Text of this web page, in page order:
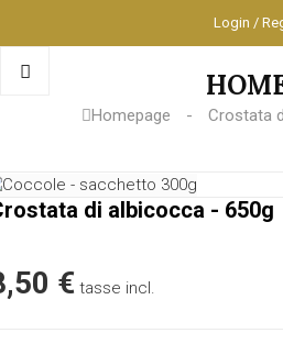
Login /
Homepage Crostata
di albicocca - 650g
€ tasse incl.